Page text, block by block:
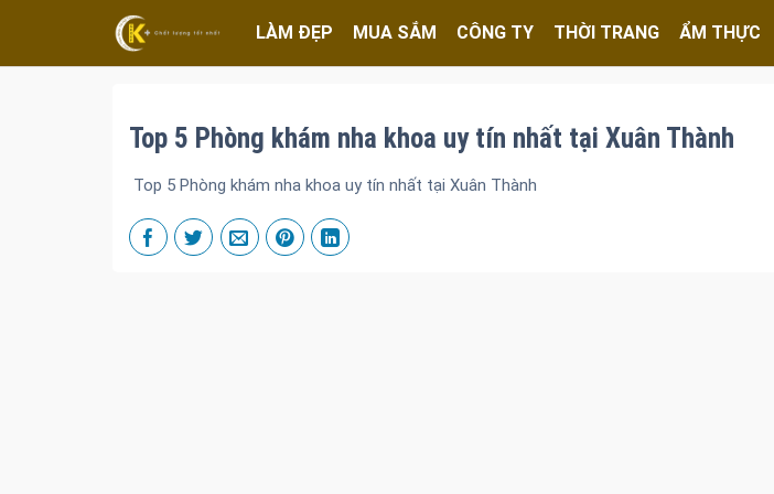
LÀM ĐẸP MUA SẮM CÔNG TY THỜI TRANG ẨM THỰC
Top 5 Phòng khám nha khoa uy tín nhất tại Xuân Thành
Top 5 Phòng khám nha khoa uy tín nhất tại Xuân Thành